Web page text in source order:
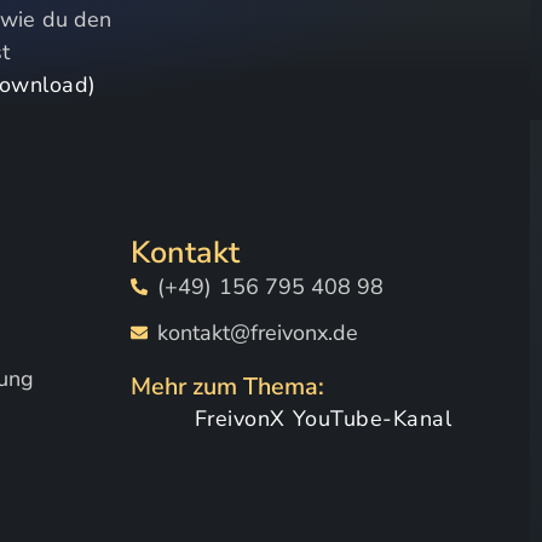
wie du den
Kontakt
(+49) 156 795 408 98
kontakt@freivonx.de
Mehr zum Thema:
FreivonX YouTube-Kanal